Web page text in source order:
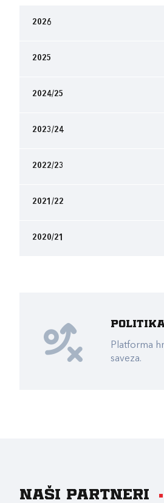
2026
2025
2024/25
2023/24
2022/23
2021/22
2020/21
Platforma
saveza.
Naši partneri